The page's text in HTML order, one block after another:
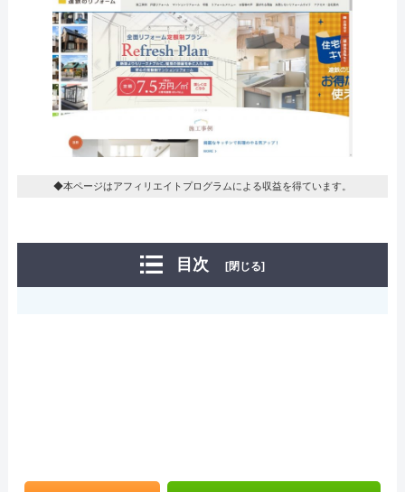
◆本ページはアフィリエイトプログラムによる収益を得ています。
目次 [閉じる]